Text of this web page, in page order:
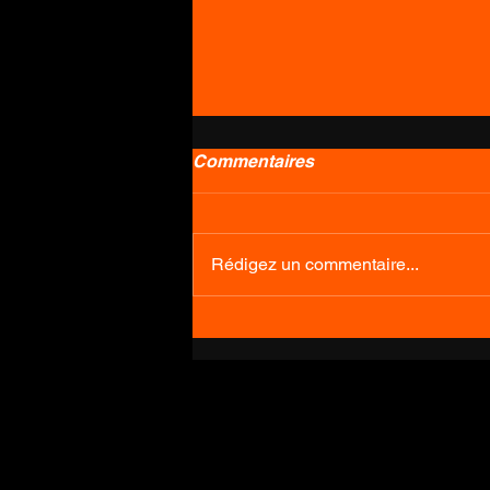
KOMOOT
Commentaires
Rédigez un commentaire...